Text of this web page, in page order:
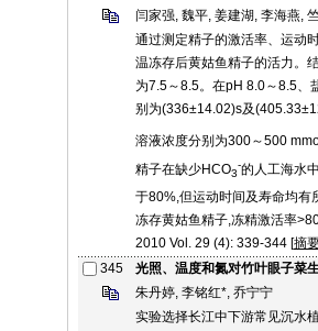
闫家强, 魏平, 姜建湖, 李海燕,
通过测定精子的激活率、运动
温冻存后黄姑鱼精子的活力。
为7.5～8.5。在pH 8.0～8.5、
别为(336±14.02)s及
溶液浓度分别为300～500
精子在缺少HCO3
-的人工海水
于80%,但运动时间及寿命均
冻存黄姑鱼精子,冻精激活率
2010 Vol. 29 (4): 339-344 [摘
345
光照、温度和氮对竹叶眼子菜
朱丹婷, 李铭红*, 乔宁宁
实验选择长江中下游常见沉水